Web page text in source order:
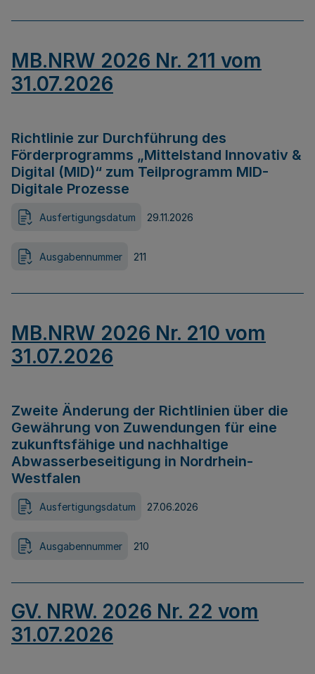
MB.NRW 2026 Nr. 211 vom
31.07.2026
Richtlinie zur Durchführung des
Förderprogramms „Mittelstand Innovativ &
Digital (MID)“ zum Teilprogramm MID-
Digitale Prozesse
Ausfertigungsdatum 29.11.2026
Ausgabennummer 211
MB.NRW 2026 Nr. 210 vom
31.07.2026
Zweite Änderung der Richtlinien über die
Gewährung von Zuwendungen für eine
zukunftsfähige und nachhaltige
Abwasserbeseitigung in Nordrhein-
Westfalen
Ausfertigungsdatum 27.06.2026
Ausgabennummer 210
GV. NRW. 2026 Nr. 22 vom
31.07.2026